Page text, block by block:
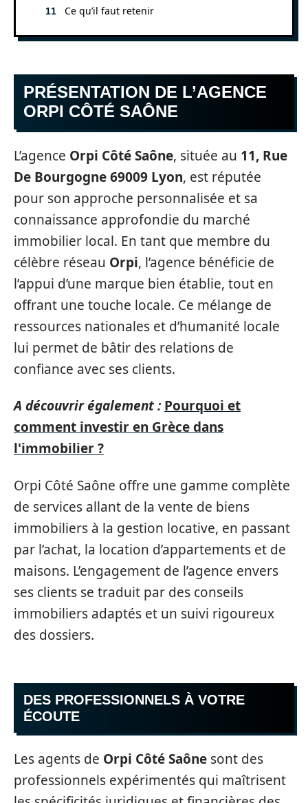
Ce qu’il faut retenir
PRÉSENTATION DE L’AGENCE
ORPI CÔTÉ SAÔNE
L’agence Orpi Côté Saône, située au 11, Rue
De Bourgogne 69009 Lyon, est réputée
pour son approche personnalisée et sa
connaissance approfondie du marché
immobilier local. En tant que membre du
célèbre réseau Orpi, l’agence bénéficie de
l’appui d’une marque bien établie, tout en
offrant une touche locale. Ce mélange de
ressources nationales et d’humanité locale
lui permet de bâtir des relations de
confiance avec ses clients.
A découvrir également : Pourquoi et
comment investir en Grèce dans
l'immobilier ?
Orpi Côté Saône offre une gamme complète
de services allant de la vente de biens
immobiliers à la gestion locative, en passant
par l’achat, la location d’appartements et de
maisons. L’engagement de l’agence envers
ses clients se traduit par des conseils
immobiliers adaptés et un suivi rigoureux
des dossiers.
DES PROFESSIONNELS À VOTRE
ÉCOUTE
Les agents de Orpi Côté Saône sont des
professionnels expérimentés qui maîtrisent